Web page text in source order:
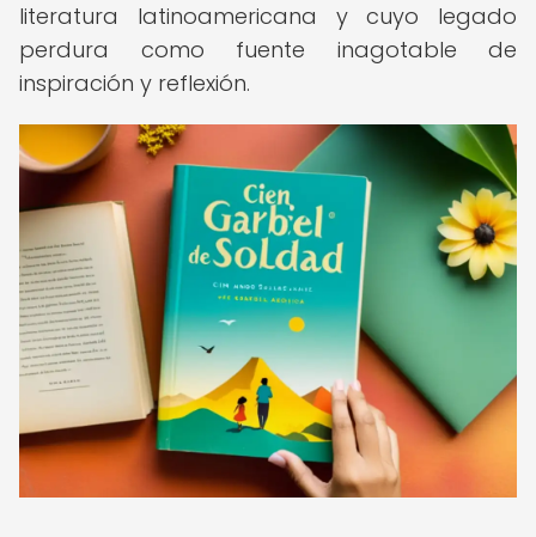
literatura latinoamericana y cuyo legado
perdura como fuente inagotable de
inspiración y reflexión.